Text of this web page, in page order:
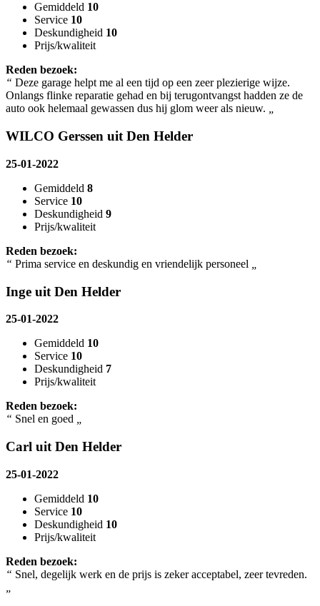
Gemiddeld 10
Service 10
Deskundigheid 10
Prijs/kwaliteit
Reden bezoek:
“ Deze garage helpt me al een tijd op een zeer plezierige wijze.
Onlangs flinke reparatie gehad en bij terugontvangst hadden ze de
auto ook helemaal gewassen dus hij glom weer als nieuw. „
WILCO Gerssen uit Den Helder
25-01-2022
Gemiddeld 8
Service 10
Deskundigheid 9
Prijs/kwaliteit
Reden bezoek:
“ Prima service en deskundig en vriendelijk personeel
Inge uit Den Helder
25-01-2022
Gemiddeld 10
Service 10
Deskundigheid 7
Prijs/kwaliteit
Reden bezoek:
“ Snel en goed
Carl uit Den Helder
25-01-2022
Gemiddeld 10
Service 10
Deskundigheid 10
Prijs/kwaliteit
Reden bezoek:
“ Snel, degelijk werk en de prijs is zeker acceptabel, zeer tevreden.